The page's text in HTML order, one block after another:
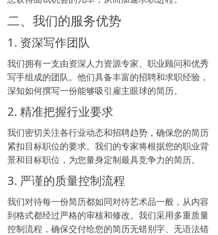
二、我们的服务优势
1. 资深写作团队
我们拥有一支由资深人力资源专家、职业顾问和优秀
写手组成的团队。他们具备丰富的招聘和求职经验，
深知如何撰写一份能够吸引雇主眼球的简历。
2. 精准把握行业要求
我们密切关注各行业动态和招聘趋势，确保您的简历
紧扣目标职位的要求。我们的专家将根据您的职业背
景和目标职位，为您量身定制最具竞争力的简历。
3. 严谨的质量控制流程
我们对待每一份简历都如同对待艺术品一般，从内容
到格式都经过严格的审核和修改。我们采用多重质量
控制流程，确保交付给您的简历无错别字、无语法错